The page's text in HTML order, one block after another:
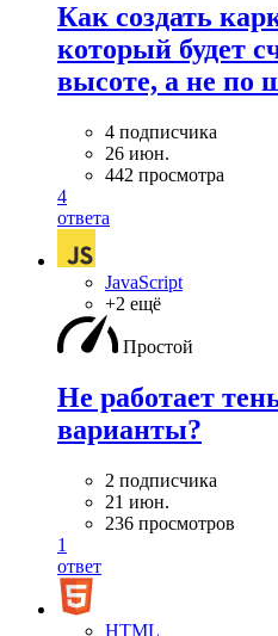
Как создать
который будет
высоте, а не по
4 подписчика
26 июн.
442 просмотра
4
ответа
JavaScript
+2 ещё
Простой
Не работает
варианты?
2 подписчика
21 июн.
236 просмотров
1
ответ
HTML